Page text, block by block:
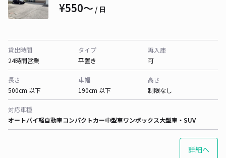
¥550〜 / 日
貸出時間
24時間営業
タイプ
平置き
再入庫
可
長さ
500cm 以下
車幅
190cm 以下
高さ
制限なし
対応車種
オートバイ軽自動車コンパクトカー中型車ワンボックス大型車・SUV
詳細へ